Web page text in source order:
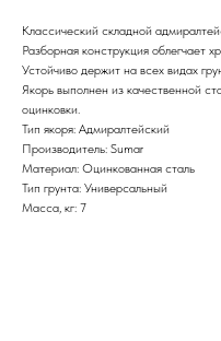
Классический складной
Разборная конструкция облегчает
Устойчиво держит на всех видах
Якорь выполнен из качественной
оцинковки.
Тип якоря: Адмиралтейский
Производитель: Sumar
Материал: Оцинкованная сталь
Тип грунта: Универсальный
Масса, кг: 7